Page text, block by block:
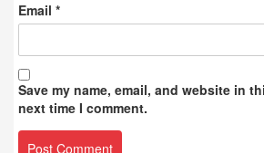
Email *
Save my name, email, and website in
next time I comment.